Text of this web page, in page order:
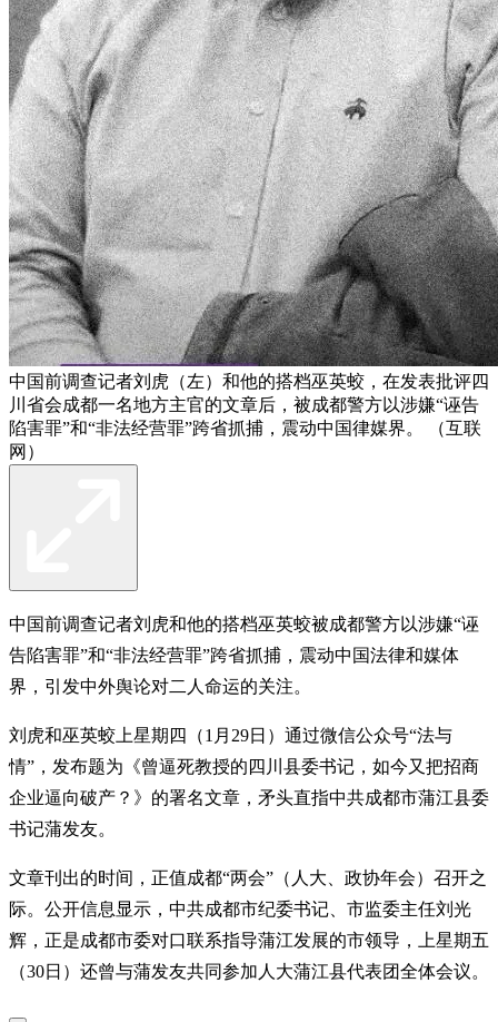
中国前调查记者刘虎（左）和他的搭档巫英蛟，在发表批评四
川省会成都一名地方主官的文章后，被成都警方以涉嫌“诬告
陷害罪”和“非法经营罪”跨省抓捕，震动中国律媒界。 （互联
网）
中国前调查记者刘虎和他的搭档巫英蛟被成都警方以涉嫌“诬
告陷害罪”和“非法经营罪”跨省抓捕，震动中国法律和媒体
界，引发中外舆论对二人命运的关注。
刘虎和巫英蛟上星期四（1月29日）通过微信公众号“法与
情”，发布题为《曾逼死教授的四川县委书记，如今又把招商
企业逼向破产？》的署名文章，矛头直指中共成都市蒲江县委
书记蒲发友。
文章刊出的时间，正值成都“两会”（人大、政协年会）召开之
际。公开信息显示，中共成都市纪委书记、市监委主任刘光
辉，正是成都市委对口联系指导蒲江发展的市领导，上星期五
（30日）还曾与蒲发友共同参加人大蒲江县代表团全体会议。